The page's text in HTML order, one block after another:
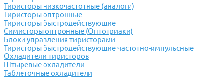
Тиристоры низкочастотные (аналоги)
Тиристоры оптронные
Тиристоры быстродействующие
Симисторы оптронные (Оптотриаки)
Блоки управления тиристорами
Тиристоры быстродействующие частотно-импульсные
Охладители тиристоров
Штыревые охладители
Таблеточные охладители